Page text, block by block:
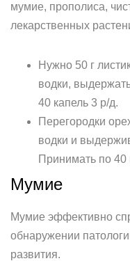
мумие, прополиса,
лекарственных
Нужно 50 г
водки,
40 капель 3 р/д.
Перегородки
водки и
Принимать по 40
Мумие
Мумие эффективно
обнаружении
развития.